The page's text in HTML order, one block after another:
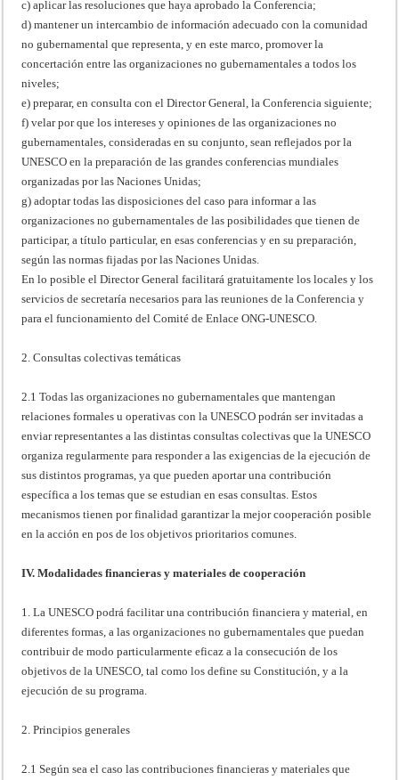
c) aplicar las resoluciones que haya aprobado la Conferencia;
d) mantener un intercambio de información adecuado con la comunidad
no gubernamental que representa, y en este marco, promover la
concertación entre las organizaciones no gubernamentales a todos los
niveles;
e) preparar, en consulta con el Director General, la Conferencia siguiente;
f) velar por que los intereses y opiniones de las organizaciones no
gubernamentales, consideradas en su conjunto, sean reflejados por la
UNESCO en la preparación de las grandes conferencias mundiales
organizadas por las Naciones Unidas;
g) adoptar todas las disposiciones del caso para informar a las
organizaciones no gubernamentales de las posibilidades que tienen de
participar, a título particular, en esas conferencias y en su preparación,
según las normas fijadas por las Naciones Unidas.
En lo posible el Director General facilitará gratuitamente los locales y los
servicios de secretaría necesarios para las reuniones de la Conferencia y
para el funcionamiento del Comité de Enlace ONG-UNESCO.
2. Consultas colectivas temáticas
2.1 Todas las organizaciones no gubernamentales que mantengan
relaciones formales u operativas con la UNESCO podrán ser invitadas a
enviar representantes a las distintas consultas colectivas que la UNESCO
organiza regularmente para responder a las exigencias de la ejecución de
sus distintos programas, ya que pueden aportar una contribución
específica a los temas que se estudian en esas consultas. Estos
mecanismos tienen por finalidad garantizar la mejor cooperación posible
en la acción en pos de los objetivos prioritarios comunes.
IV. Modalidades financieras y materiales de cooperación
1. La UNESCO podrá facilitar una contribución financiera y material, en
diferentes formas, a las organizaciones no gubernamentales que puedan
contribuir de modo particularmente eficaz a la consecución de los
objetivos de la UNESCO, tal como los define su Constitución, y a la
ejecución de su programa.
2. Principios generales
2.1 Según sea el caso las contribuciones financieras y materiales que